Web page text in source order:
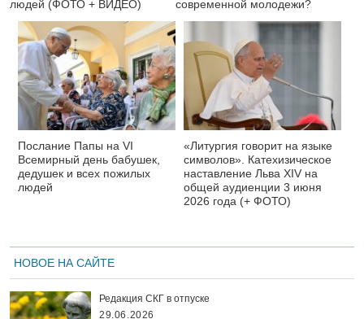
людей (ФОТО + ВИДЕО)
современной молодежи?
Послание Папы на VI
Всемирный день бабушек,
дедушек и всех пожилых
людей
«Литургия говорит на языке
символов». Катехизическое
наставление Льва XIV на
общей аудиенции 3 июня
2026 года (+ ФОТО)
НОВОЕ НА САЙТЕ
Редакция СКГ в отпуске
29.06.2026